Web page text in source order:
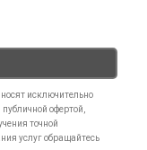
исключительно
офертой,
точной
услуг обращайтесь